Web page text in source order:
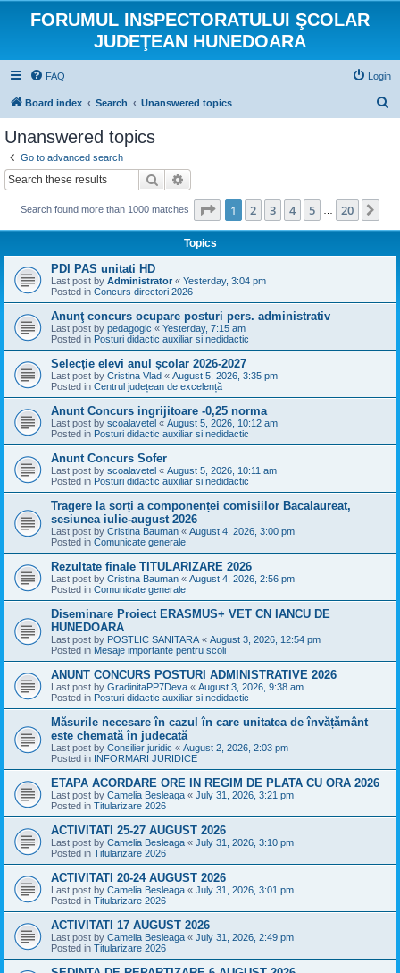
FORUMUL INSPECTORATULUI ŞCOLAR
JUDEŢEAN HUNEDOARA
FAQ Login
Board index Search Unanswered topics
Unanswered topics
Go to advanced search
Search
Search found more than 1000 matches Page 1of 20
1 2 3 4 5 20
Topics
PDI PAS unitati HD
Last post by Administrator « Yesterday, 3:04 pm
Posted in Concurs directori 2026
Anunţ concurs ocupare posturi pers. administrativ
Last post by pedagogic « Yesterday, 7:15 am
Posted in Posturi didactic auxiliar si nedidactic
Selecție elevi anul școlar 2026-2027
Last post by Cristina Vlad « August 5, 2026, 3:35 pm
Posted in Centrul județean de excelență
Anunt Concurs ingrijitoare -0,25 norma
Last post by scoalavetel « August 5, 2026, 10:12 am
Posted in Posturi didactic auxiliar si nedidactic
Anunt Concurs Sofer
Last post by scoalavetel « August 5, 2026, 10:11 am
Posted in Posturi didactic auxiliar si nedidactic
Tragere la sorți a componenței comisiilor Bacalaureat,
sesiunea iulie-august 2026
Last post by Cristina Bauman « August 4, 2026, 3:00 pm
Posted in Comunicate generale
Rezultate finale TITULARIZARE 2026
Last post by Cristina Bauman « August 4, 2026, 2:56 pm
Posted in Comunicate generale
Diseminare Proiect ERASMUS+ VET CN IANCU DE
HUNEDOARA
Last post by POSTLIC SANITARA « August 3, 2026, 12:54 pm
Posted in Mesaje importante pentru scoli
ANUNT CONCURS POSTURI ADMINISTRATIVE 2026
Last post by GradinitaPP7Deva « August 3, 2026, 9:38 am
Posted in Posturi didactic auxiliar si nedidactic
Măsurile necesare în cazul în care unitatea de învățământ
este chemată în judecată
Last post by Consilier juridic « August 2, 2026, 2:03 pm
Posted in INFORMARI JURIDICE
ETAPA ACORDARE ORE IN REGIM DE PLATA CU ORA 2026
Last post by Camelia Besleaga « July 31, 2026, 3:21 pm
Posted in Titularizare 2026
ACTIVITATI 25-27 AUGUST 2026
Last post by Camelia Besleaga « July 31, 2026, 3:10 pm
Posted in Titularizare 2026
ACTIVITATI 20-24 AUGUST 2026
Last post by Camelia Besleaga « July 31, 2026, 3:01 pm
Posted in Titularizare 2026
ACTIVITATI 17 AUGUST 2026
Last post by Camelia Besleaga « July 31, 2026, 2:49 pm
Posted in Titularizare 2026